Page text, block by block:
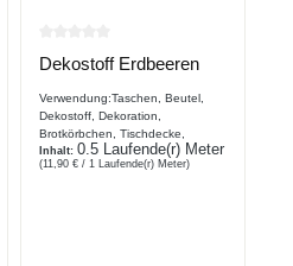
von 0 von 5 Sternen
Durchschnittliche Bewertung
Dekostoff Erdbeeren
Verwendung:Taschen, Beutel,
Dekostoff, Dekoration,
Brotkörbchen, Tischdecke,
Platzdecke, Hundekissen,
Vorhang, Stuhl,
Inhalt: 0.5 Laufende(r) Meter
(11,90 € / 1 Laufende(r) Meter)